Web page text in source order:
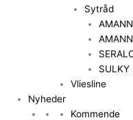
Sytråd
SULKY
Vliesline
Nyheder
Kommende